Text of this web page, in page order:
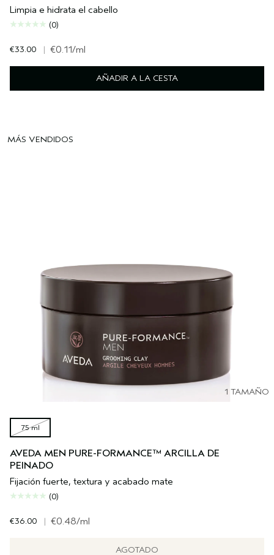
Limpia e hidrata el cabello
(0)
€33.00 | €0.11/ml
AÑADIR A LA CESTA
MÁS VENDIDOS
1 TAMAÑO
75 ml
AVEDA MEN PURE-FORMANCE™ ARCILLA DE
PEINADO
Fijación fuerte, textura y acabado mate
(0)
€36.00 | €0.48/ml
AGOTADO